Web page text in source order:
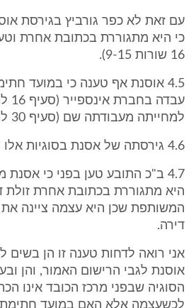
עם זאת לא כפר גורביץ בגירסת
כי היא מתגוררת בכתובת אחרת
16 שורות 9-15).
4.5 אוסנת אף טענה כי במועד
למחייתה מעבודתה שם (סעיף 30 לתצהירה).
4.6 גירסתה של אסנת בסוגיות אלו לא נסתרה.
4.7 ב"כ התובע טען בפני כי
היא מתגוררת בכתובת אחרת זולת
המשותפת שכן היא עצמה ציינה
דירה.
אני רואה לדחות טענה זו הן בשים
אוסנת לגבי הרישום האמור, והן
הסוגיה שבפני מרכז הכובד אינו
לכשעצמה אלא האם במועד